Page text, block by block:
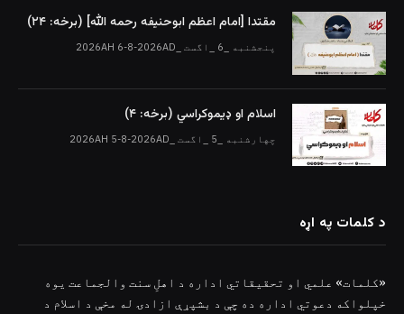
مقتدا [امام اعظم ابوحنیفه رحمه الله‎] (برخه: ۲۴)
پنجشنبه _6 _اگست _2026AH 6-8-2026AD
اسلام او ډیموکراسي (برخه: ۴)
چهارشنبه _5 _اگست _2026AH 5-8-2026AD
د کلمات په اړه
«کلمات» علمي او تحقیقاتي اداره د اهلِ سنت والجماعت یوه
خپلواکه دعوتي اداره ده چې د بشپړې ازادۍ له مخې د اسلام د